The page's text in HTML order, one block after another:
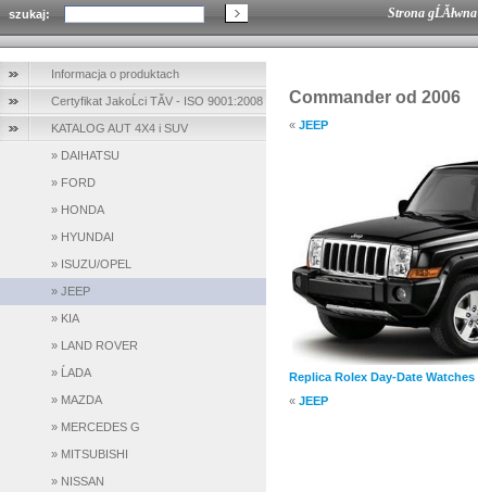
szukaj: Strona gĹĂłwna
Informacja o produktach
Certyfikat JakoĹci TĂV - ISO 9001:2008
KATALOG AUT 4X4 i SUV
» DAIHATSU
» FORD
» HONDA
» HYUNDAI
» ISUZU/OPEL
» JEEP
» KIA
» LAND ROVER
» ĹADA
» MAZDA
» MERCEDES G
» MITSUBISHI
» NISSAN
Commander od 2006
« JEEP
Replica Rolex Day-Date Watches
« JEEP